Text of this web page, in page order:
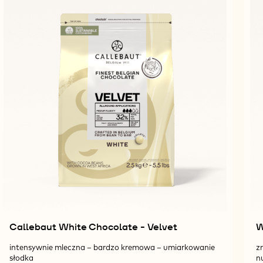
Callebaut White Chocolate - Velvet
intensywnie mleczna – bardzo kremowa – umiarkowanie
słodka